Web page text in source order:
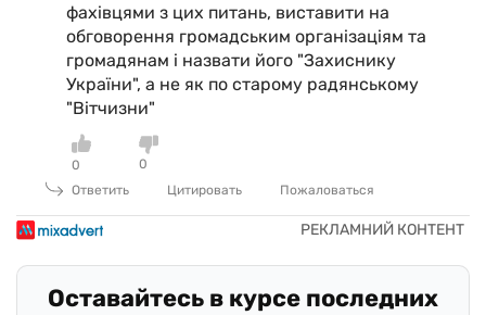
фахівцями з цих питань, виставити на
обговорення громадським організаціям та
громадянам і назвати його "Захиснику
України", а не як по старому радянському
"Вітчизни"
0
0
Ответить
Цитировать Пожаловаться
Оставайтесь в курсе последних